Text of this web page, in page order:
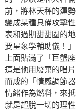
前，將林天秤的運
變成某種具備攻擊
表和過期甜甜圈的
要星象學輔助儀！
上面貼滿了「巨蟹
這是他用廢棄的唱
而成的「情感調節
情緒作為燃料，來
就是超脫一切的理